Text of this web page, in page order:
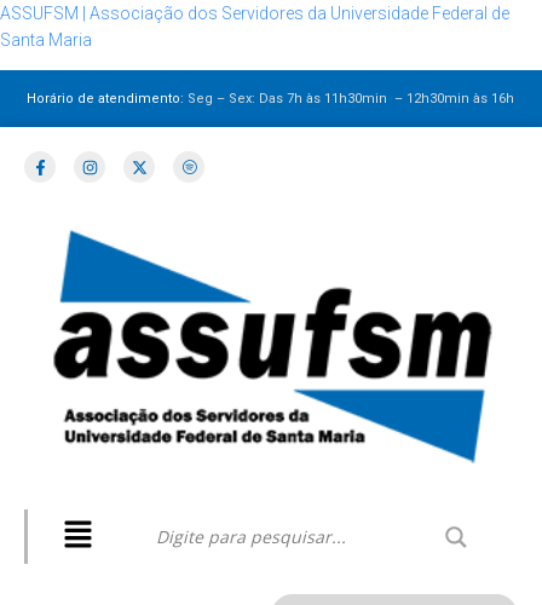
ASSUFSM | Associação dos Servidores da Universidade Federal de
Santa Maria
Horário de atendimento: Seg – Sex: Das 7h às 11h30min – 12h30minàs 16h